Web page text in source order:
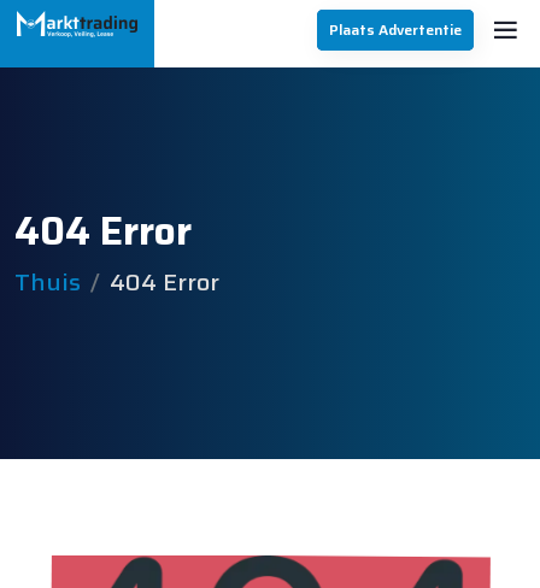
Plaats Advertentie
404 Error
Thuis 404 Error